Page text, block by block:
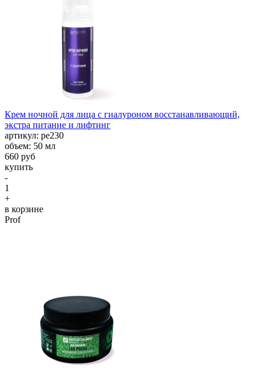
Крем ночной для лица с гиалуроном восстанавливающий,
экстра питание и лифтинг
aртикул: ре230
объем: 50 мл
660 руб
купить
-
1
+
в корзине
Prof